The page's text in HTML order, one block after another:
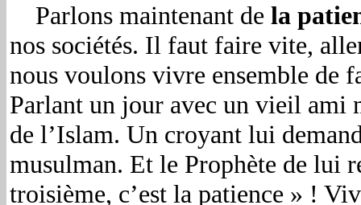
Parlons maintenant de la
nos sociétés. Il faut faire vite,
nous voulons vivre ensemble de
Parlant un jour avec un vieil ami
de l’Islam. Un croyant lui
musulman. Et le Prophète de lui
troisième, c’est la patience » !